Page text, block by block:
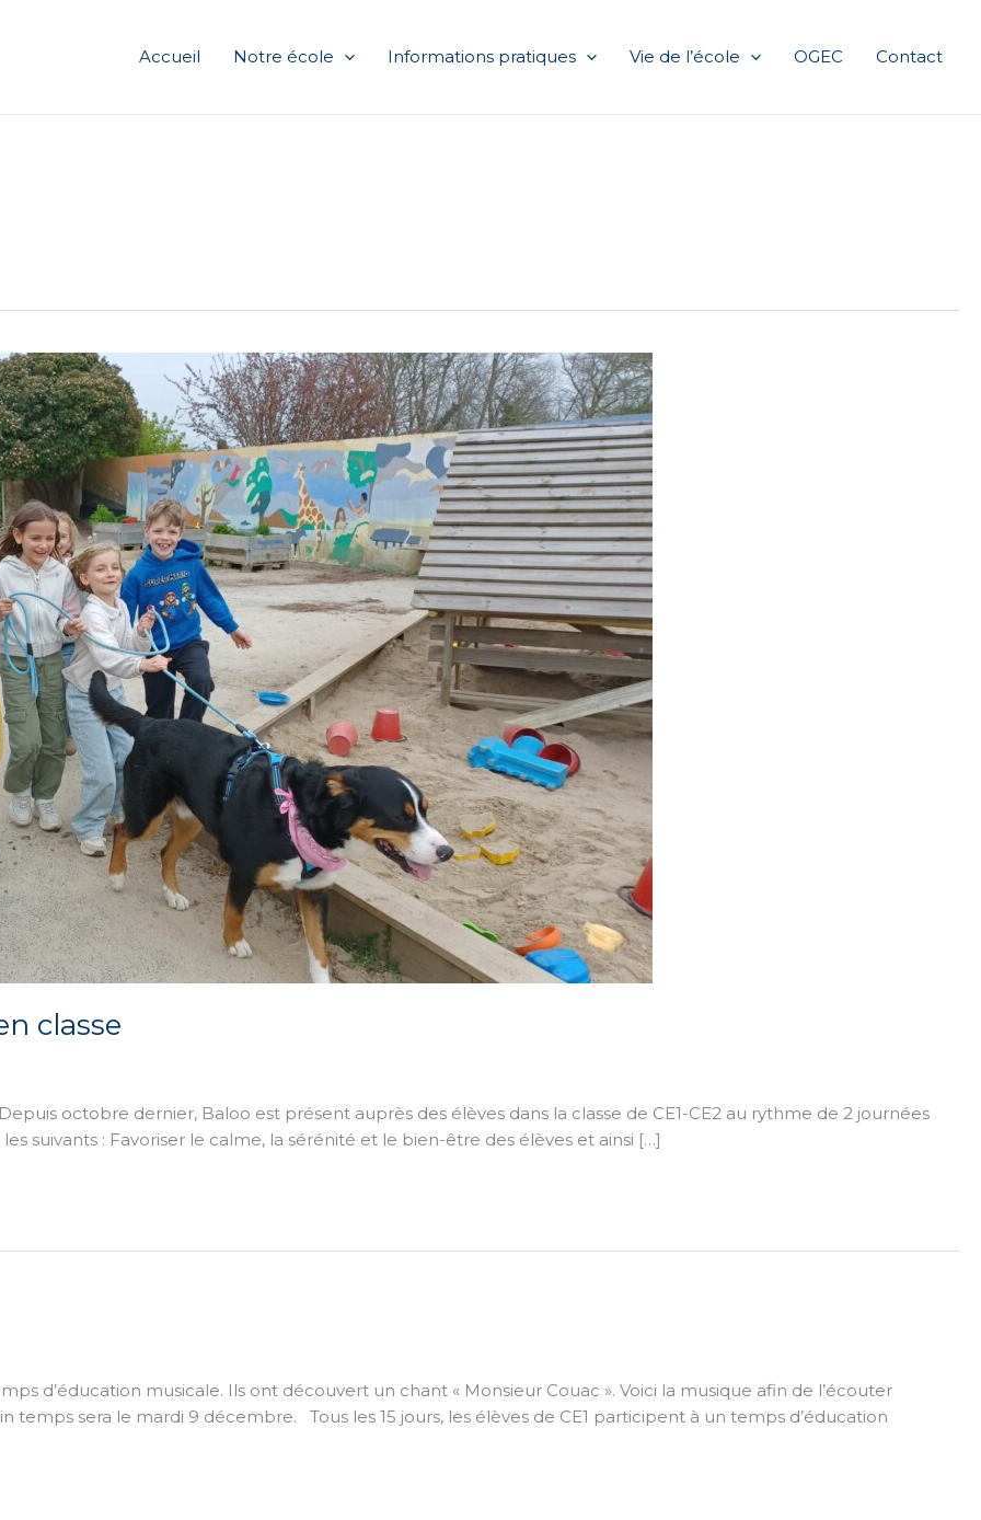
Accueil Notre école Informations pratiques Vie de l’école OGEC Contact
classe
octobre dernier, Baloo est présent auprès des élèves dans la classe de CE1-CE2 au rythme de 2 journées
suivants : Favoriser le calme, la sérénité et le bien-être des élèves et ainsi […]
d’éducation musicale. Ils ont découvert un chant « Monsieur Couac ». Voici la musique afin de l’écouter
temps sera le mardi 9 décembre. Tous les 15 jours, les élèves de CE1 participent à un temps d’éducation